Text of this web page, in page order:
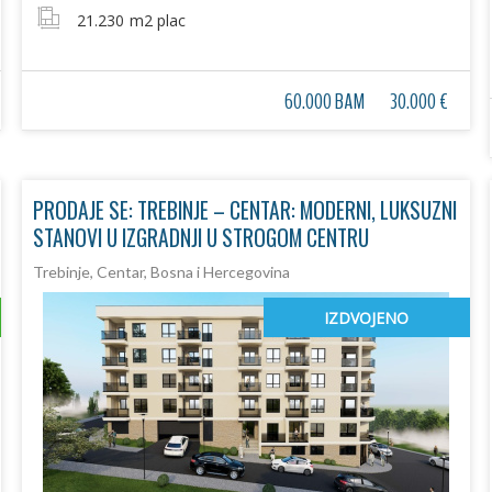
21.230 m2 plac
60.000 BAM 30.000 €
PRODAJE SE: TREBINJE – CENTAR: MODERNI, LUKSUZNI
STANOVI U IZGRADNJI U STROGOM CENTRU
Trebinje, Centar, Bosna i Hercegovina
IZDVOJENO